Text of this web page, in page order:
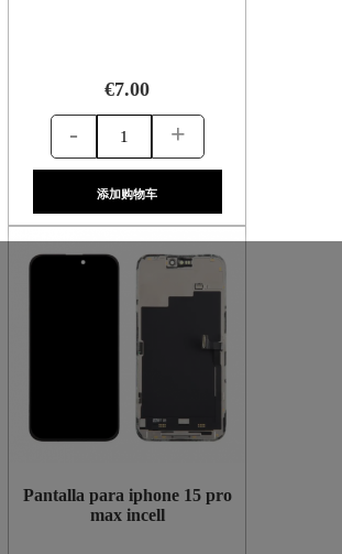
€7.00
- +
添加购物车
Pantalla para iphone 15 pro
max incell